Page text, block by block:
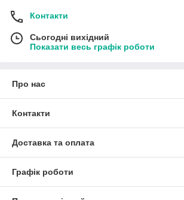
Контакти
Сьогодні вихідний
Показати весь графік роботи
Про нас
Контакти
Доставка та оплата
Графік роботи